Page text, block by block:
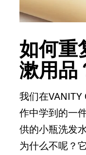
如何重
漱用品
我们在VANITY
作中学到的一
供的小瓶洗发
为什么不呢？